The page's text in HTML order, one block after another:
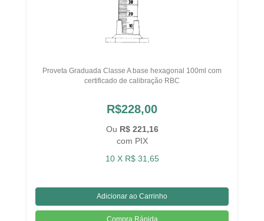
Proveta Graduada Classe A base hexagonal 100ml com
certificado de calibração RBC
R$228,00
Ou R$ 221,16
com PIX
10 X R$ 31,65